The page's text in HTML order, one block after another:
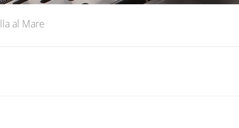
al Mare